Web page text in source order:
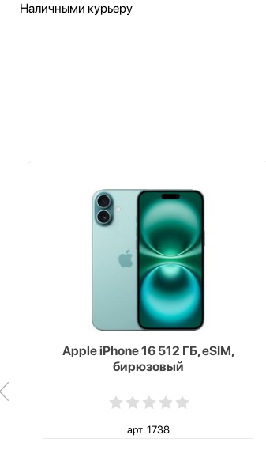
Наличными курьеру
Apple iPhone 16 512 ГБ, eSIM,
бирюзовый
арт. 1738